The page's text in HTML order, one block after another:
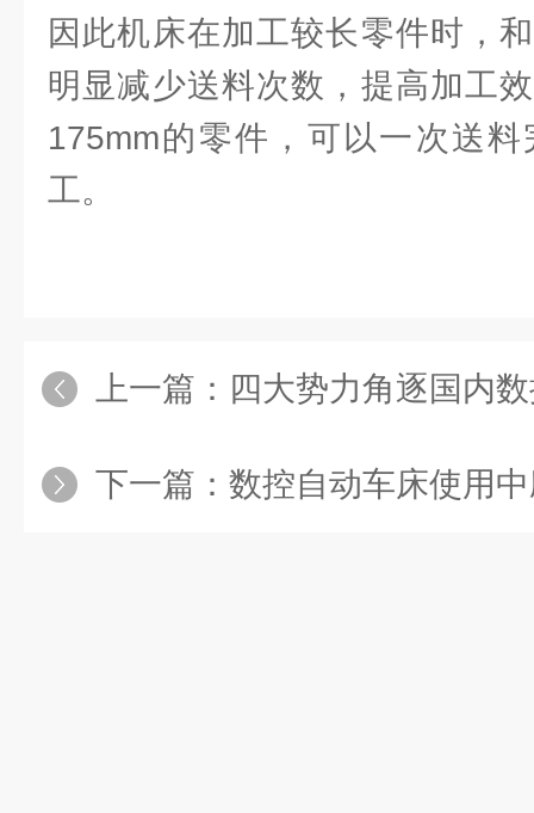
因此机床在加工较长零件时，
明显减少送料次数，提高加工
175mm的零件，可以一次送
工。
上一篇： 四大势力角逐国内
下一篇： 数控自动车床使用